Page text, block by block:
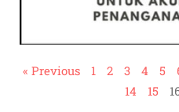
« Previous 1 2 3 4 5
14
15